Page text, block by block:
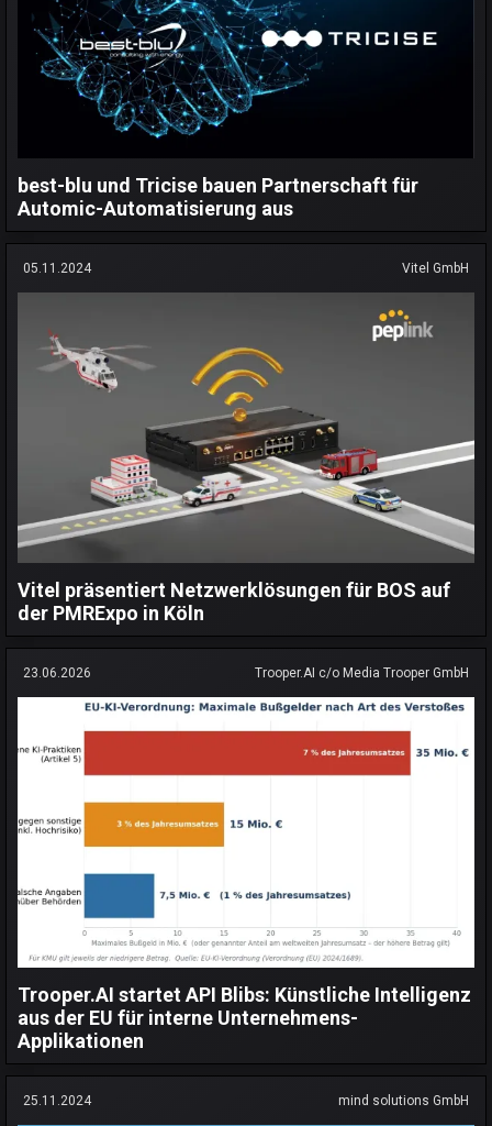
best-blu und Tricise bauen Partnerschaft für
Automic-Automatisierung aus
05.11.2024 Vitel GmbH
Vitel präsentiert Netzwerklösungen für BOS auf
der PMRExpo in Köln
23.06.2026 Trooper.AI c/o Media Trooper GmbH
Trooper.AI startet API Blibs: Künstliche Intelligenz
aus der EU für interne Unternehmens-
Applikationen
25.11.2024 mind solutions GmbH